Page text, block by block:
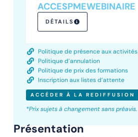
ACCESPMEWEBINAIRE
DÉTAILS
Politique de présence aux activités
Politique d’annulation
Politique de prix des formations
Inscription aux listes d’attente
ACCÉDER À LA REDIFFUSION
*Prix sujets à changement sans préavis.
Présentation